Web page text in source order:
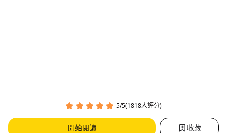
5/5(1818人評分)
開始閱讀 收藏